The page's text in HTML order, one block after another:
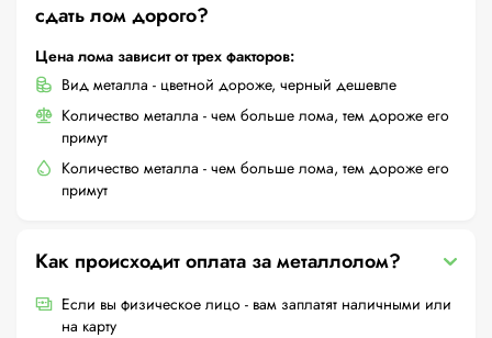
сдать лом дорого?
Цена лома зависит от трех факторов:
Вид металла - цветной дороже, черный дешевле
Количество металла - чем больше лома, тем дороже его
примут
Количество металла - чем больше лома, тем дороже его
примут
Как происходит оплата за металлолом?
Если вы физическое лицо - вам заплатят наличными или
на карту